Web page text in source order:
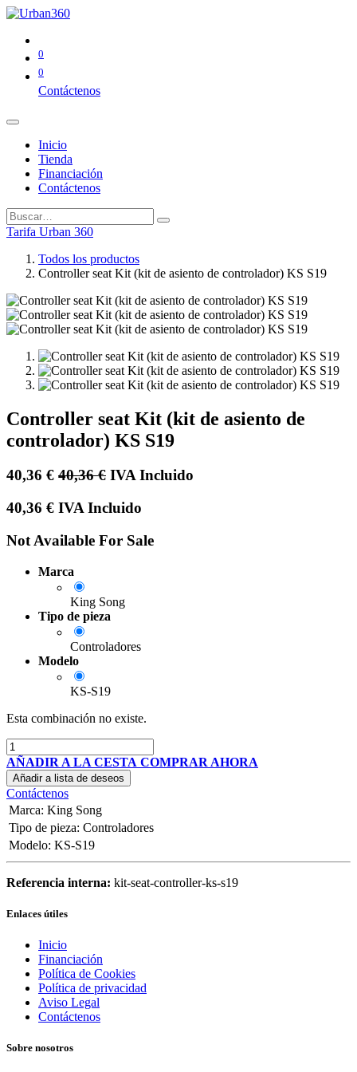
0
0
Contáctenos
Inicio
Tienda
Financiación
Contáctenos
Tarifa Urban 360
Todos los productos
Controller seat Kit (kit de asiento de controlador) KS S19
Controller seat Kit (kit de asiento de
controlador) KS S19
40,36 € 40,36€ IVA Incluido
40,36 € IVA Incluido
Not Available For Sale
Marca
King Song
Tipo de pieza
Controladores
Modelo
KS-S19
Esta combinación no existe.
AÑADIR A LA CESTA COMPRAR AHORA
Añadir a lista de deseos
Contáctenos
Marca: King Song
Tipo de pieza: Controladores
Modelo: KS-S19
Referencia interna: kit-seat-controller-ks-s19
Enlaces útiles
Inicio
Financiación
Política de Cookies
Política de privacidad
Aviso Legal
Contáctenos
Sobre nosotros